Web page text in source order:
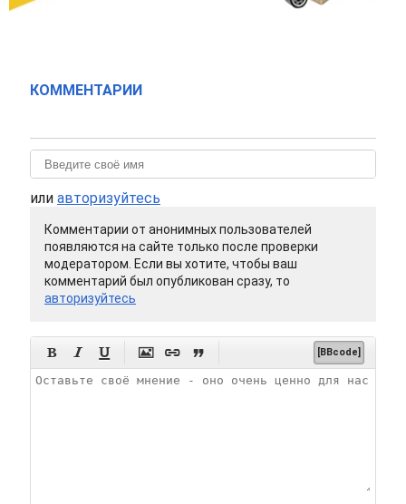
КОММЕНТАРИИ
или авторизуйтесь
Комментарии от анонимных пользователей
появляются на сайте только после проверки
модератором. Если вы хотите, чтобы ваш
комментарий был опубликован сразу, то
авторизуйтесь
      [BBcode]